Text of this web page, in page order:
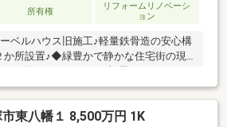
所有権
リフォームリノベーシ
ョン
ベルハウス旧施工♪軽量鉄骨造の安心構
所設置♪◆緑豊かで静かな住宅街の現
！フルリノベーション！当社にショー
す。本日すぐのご見学も歓迎です、ま
ください！
東八幡１ 8,500万円 1K